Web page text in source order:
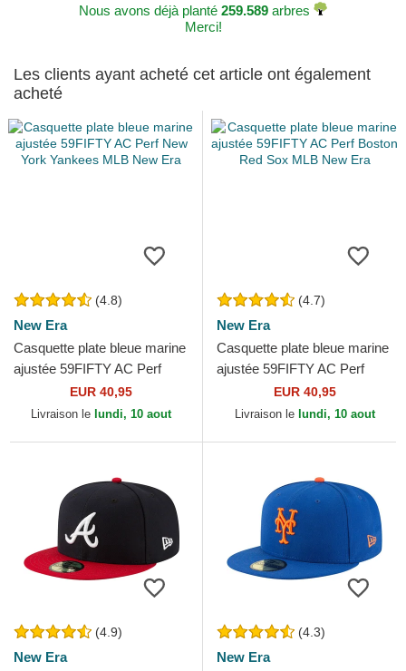
Nous avons déjà planté 259.589 arbres
Merci!
Les clients ayant acheté cet article ont également
acheté
(4.8)
New Era
Casquette plate bleue marine
ajustée 59FIFTY AC Perf
New York Yankees MLB
New Era
EUR 40,95
Livraison le lundi, 10 aout
(4.7)
New Era
Casquette plate bleue marine
ajustée 59FIFTY AC Perf
Boston Red Sox MLB New
Era
EUR 40,95
Livraison le lundi, 10 aout
(4.9)
New Era
(4.3)
New Era